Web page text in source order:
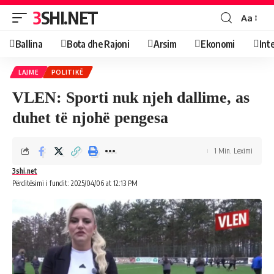
3SHI.NET Aa
Ballina Bota dhe Rajoni Arsim Ekonomi
LAJME POLITIKË
VLEN: Sporti nuk njeh dallime, as
duhet të njohë pengesa
Përditësimi i fundit: 2025/04/06 at 12:13 PM
3shi.net
1 Min. Leximi